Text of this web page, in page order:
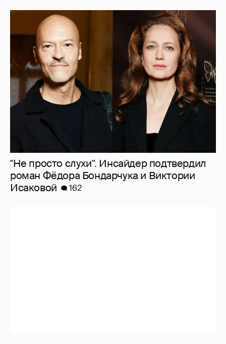
"Не просто слухи". Инсайдер подтвердил
роман Фёдора Бондарчука и Виктории
Исаковой
162